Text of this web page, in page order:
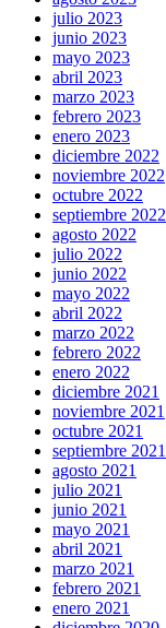
julio 2023
junio 2023
mayo 2023
abril 2023
marzo 2023
febrero 2023
enero 2023
diciembre 2022
noviembre 2022
octubre 2022
septiembre 2022
agosto 2022
julio 2022
junio 2022
mayo 2022
abril 2022
marzo 2022
febrero 2022
enero 2022
diciembre 2021
noviembre 2021
octubre 2021
septiembre 2021
agosto 2021
julio 2021
junio 2021
mayo 2021
abril 2021
marzo 2021
febrero 2021
enero 2021